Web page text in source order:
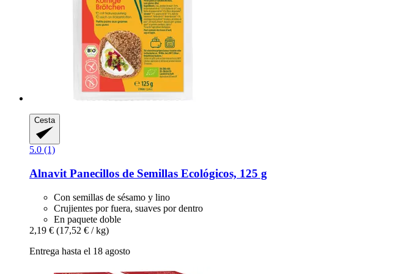
Cesta
5.0 (1)
Alnavit Panecillos de Semillas Ecológicos, 125 g
Con semillas de sésamo y lino
Crujientes por fuera, suaves por dentro
En paquete doble
2,19 € (17,52 € / kg)
Entrega hasta el 18 agosto